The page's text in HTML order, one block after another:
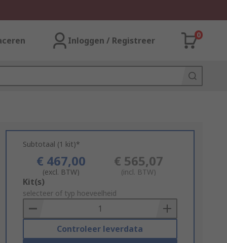
Inloggen / Registreer
0
Subtotaal (1 kit)*
€ 467,00
(excl. BTW)
€ 565,07
(incl. BTW)
Add
to
Basket
Kit(s)
selecteer of typ hoeveelheid
Controleer leverdata